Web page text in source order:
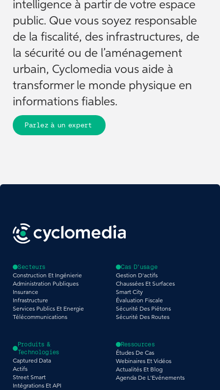
intelligence à partir de votre espace
public. Que vous soyez responsable
de la fiscalité, des infrastructures, de
la sécurité ou de l’aménagement
urbain, Cyclomedia vous aide à
transformer le monde physique en
informations fiables.
Parlez à un expert
Secteurs
Construction Et Ingénierie
Administration Publiques
Insurance
Infrastructure
Services Publics Et Energie
Télécommunications
Cas D'usage
Gestion D'actifs
Chaussées Et Surfaces
Smart City
Évaluation Fiscale
Sécurité Des Piétons
Sécurité Des Routes
Produits &
Technologies
Captured Data
Actifs
Street Smart
Intégrations Et API
Ressources
Études De Cas
Webinaires Et Vidéos
Actualités Et Blog
Agenda De L'Evénements